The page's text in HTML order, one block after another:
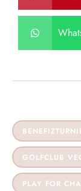
GOLFCLUB
PLAY FOR